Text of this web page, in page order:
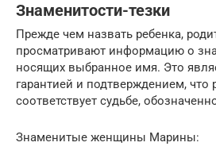
Знаменитости-тезки
Прежде чем назвать ребенка,
просматривают информацию о
носящих выбранное имя. Это
гарантией и подтверждением, что
соответствует судьбе,
Знаменитые женщины Марины: